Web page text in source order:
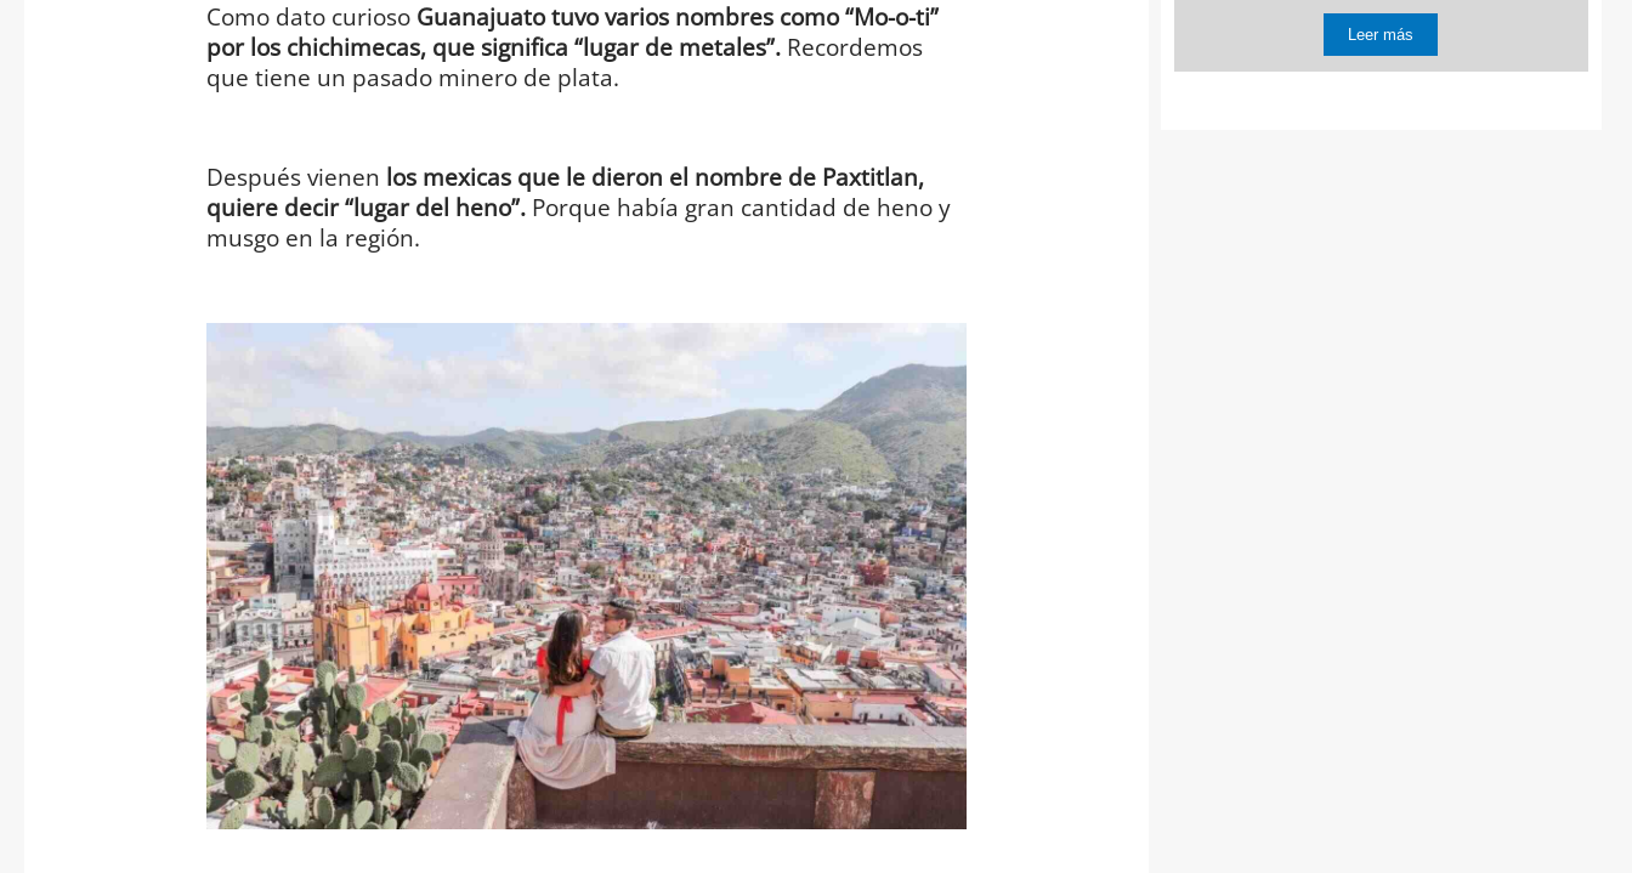
Como dato curioso Guanajuato tuvo varios nombres como “Mo-o-ti”
por los chichimecas, que significa “lugar de metales”. Recordemos
que tiene un pasado minero de plata.
Después vienen los mexicas que le dieron el nombre de Paxtitlan,
quiere decir “lugar del heno”. Porque había gran cantidad de heno y
musgo en la región.
Leer más